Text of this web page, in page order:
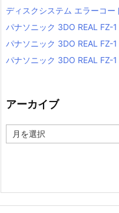
ディスクシステム エラーコー
パナソニック 3DO REAL FZ-
パナソニック 3DO REAL FZ-
パナソニック 3DO REAL FZ-
アーカイブ
ー